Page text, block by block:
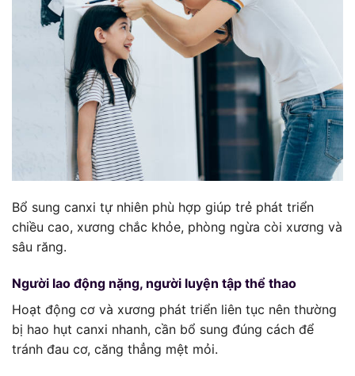
Bổ sung canxi tự nhiên phù hợp giúp trẻ phát triển
chiều cao, xương chắc khỏe, phòng ngừa còi xương và
sâu răng.
Người lao động nặng, người luyện tập thể thao
Hoạt động cơ và xương phát triển liên tục nên thường
bị hao hụt canxi nhanh, cần bổ sung đúng cách để
tránh đau cơ, căng thẳng mệt mỏi.